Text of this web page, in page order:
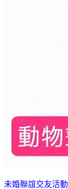
未婚聯誼交友活動